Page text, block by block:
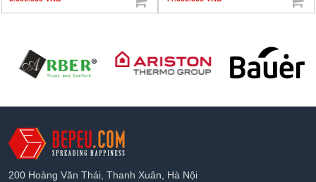
200 Hoàng Văn Thái, Thanh Xuân, Hà Nội